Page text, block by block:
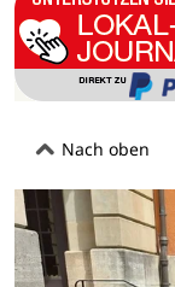
Nach oben